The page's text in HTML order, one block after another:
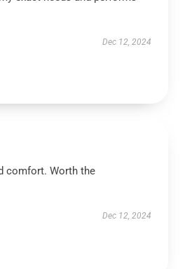
Dec 12, 2024
comfort. Worth the
Dec 12, 2024